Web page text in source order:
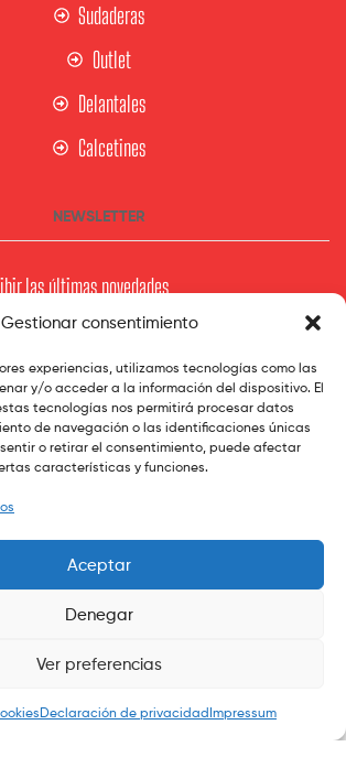
Gestionar consentimiento
experiencias, utilizamos tecnologías como las
y/o acceder a la información del dispositivo. El
tecnologías nos permitirá procesar datos
de navegación o las identificaciones únicas
o retirar el consentimiento, puede afectar
características y funciones.
Aceptar
Denegar
Ver preferencias
Declaración de privacidadImpressum
Sudaderas
Outlet
Delantales
Calcetines
NEWSLETTER
las últimas novedades
Subscribe
My Account Search Search
Wishlist